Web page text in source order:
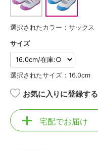
選択されたカラー：サックス
サイズ
選択されたサイズ：16.0cm
お気に入りに登録する
宅配でお届け